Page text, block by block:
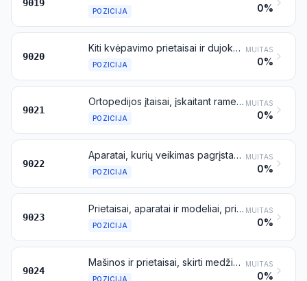
9019
POZICIJA 0%
9020
Kiti kvėpavimo prietaisai ir dujokaukės, išskyrus saugos kaukes be mechaninių dalių ir keičiamų filtrų
POZICIJA
MUITAS
0%
9021
Ortopedijos įtaisai, įskaitant ramentus, chirurginius diržus ir vyturus; įtvarai ir kiti įtaisai, naudojami lūžiams gydyti; dirbtinės kūno dalys; klausos aparatai ir kiti įtaisai, dedami ant kūno, nešiojami arba implantuojami į kūną, skirti fiziniam trūkumui arba negaliai kompensuoti
POZICIJA
MUITAS
0%
9022
Aparatai, kurių veikimas pagrįstas rentgeno, alfa, beta gama arba kitos jonizuojančiosios spinduliuotės naudojimu, skirti arba neskirti naudoti medicinoje, chirurgijoje, stomatologijoje arba veterinarijoje, įskaitant radiografijos arba radioterapijos aparatus, rentgeno vamzdelius ir kitus rentgeno spinduliuotės generatorius, valdymo pultus, ekranus, tyrimų arba gydymo procedūrų stalus, krėslus ir panašią įrangą
POZICIJA
MUITAS
0%
9023
Prietaisai, aparatai ir modeliai, pritaikyti demonstravimui (pavyzdžiui, mokymo metu arba parodose), netinkami naudoti kitiems tikslams
POZICIJA
MUITAS
0%
9024
Mašinos ir prietaisai, skirti medžiagų (pavyzdžiui, metalų, medienos, tekstilės medžiagų, popieriaus, plastikų) kietumui, stiprumui, spūdumui, tamprumui arba kitoms mechaninėms savybėms tirti
POZICIJA
MUITAS
0%